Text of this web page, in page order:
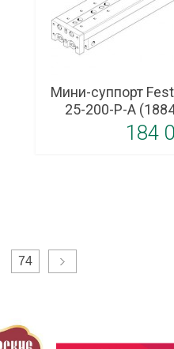
Мини-суппорт
25-200-P-A
184
74